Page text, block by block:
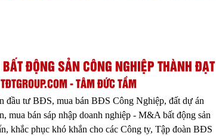
ĐỘNG SẢN CÔNG NGHIỆP THÀNH ĐẠT
TĐTGROUP.COM - TÂM ĐỨC TẦM
đầu tư BĐS, mua bán BĐS Công Nghiệp, đất dự án
mua bán sáp nhập doanh nghiệp - M&A bất động sản
khắc phục khó khắn cho các Công ty, Tập đoàn BĐS